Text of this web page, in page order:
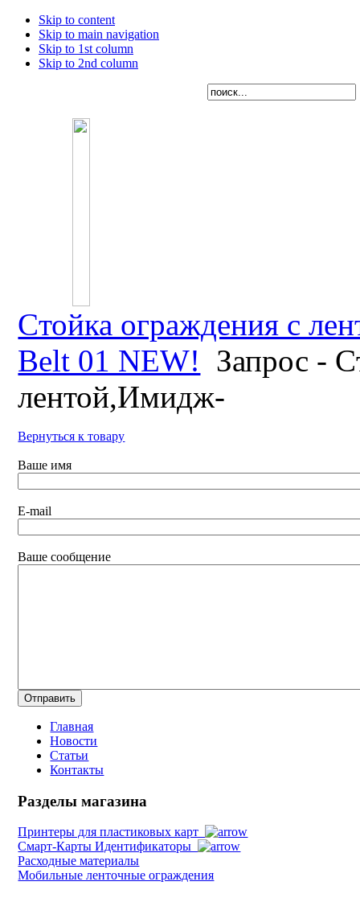
Skip to content
Skip to main navigation
Skip to 1st column
Skip to 2nd column
Cтойка ограждения с
Belt 01 NEW! Запрос -
лентой,Имидж-
Вернуться к товару
Ваше имя
E-mail
Ваше сообщение
Главная
Новости
Статьи
Контакты
Разделы магазина
Принтеры для пластиковых карт
Смарт-Карты Идентификаторы
Расходные материалы
Мобильные ленточные ограждения